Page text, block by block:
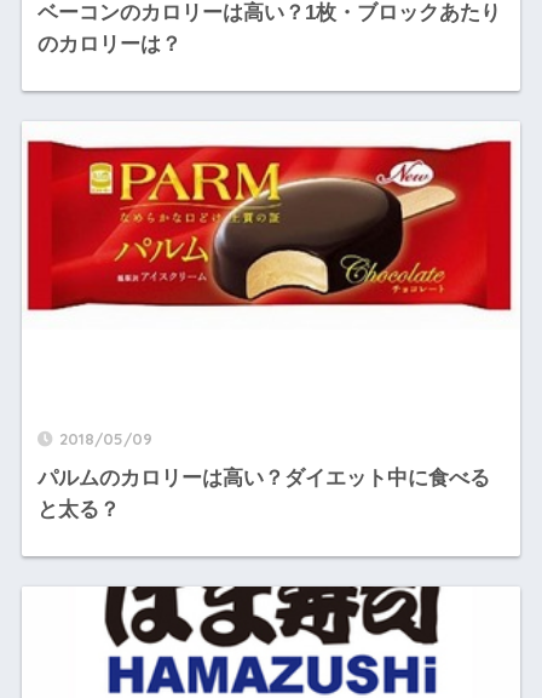
ベーコンのカロリーは高い？1枚・ブロックあたり
のカロリーは？
2018/05/09
パルムのカロリーは高い？ダイエット中に食べる
と太る？